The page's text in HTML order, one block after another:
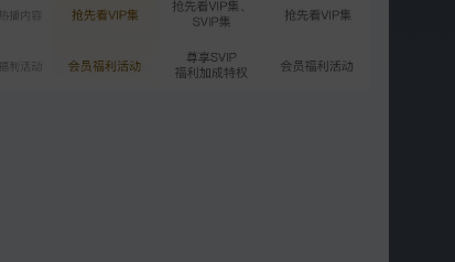
高三（3）班高考倒计时 高阳叶晓文奋战高考